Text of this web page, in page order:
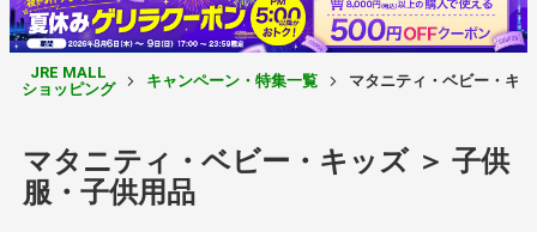
JRE MALL
ショッピング
キャンペーン・特集一覧 マタニティ・ベビー・キ
マタニティ・ベビー・キッズ ＞ 子供
服・子供用品